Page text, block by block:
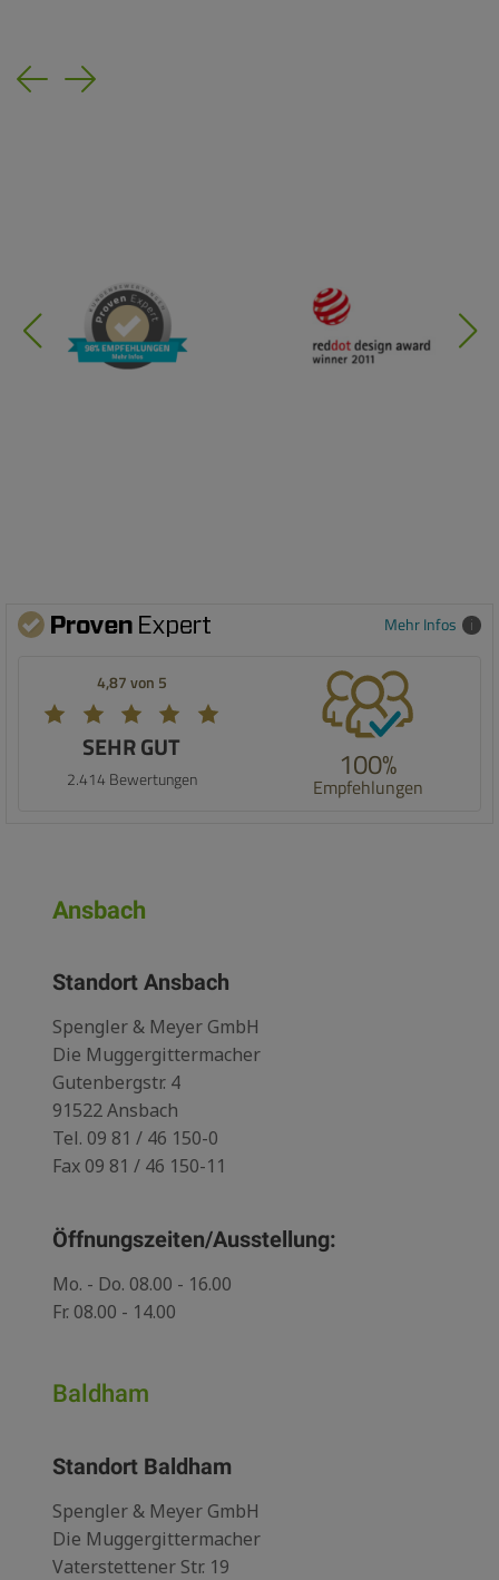
Previous
Next
Mehr Infos
4,87 von 5
SEHR GUT
2.414 Bewertungen 100%
Empfehlungen
Ansbach
Standort Ansbach
Spengler & Meyer GmbH
Die Muggergittermacher
Gutenbergstr. 4
91522 Ansbach
Tel. 09 81 / 46 150-0
Fax 09 81 / 46 150-11
Öffnungszeiten/Ausstellung:
Mo. - Do. 08.00 - 16.00
Fr. 08.00 - 14.00
Baldham
Standort Baldham
Spengler & Meyer GmbH
Die Muggergittermacher
Vaterstettener Str. 19